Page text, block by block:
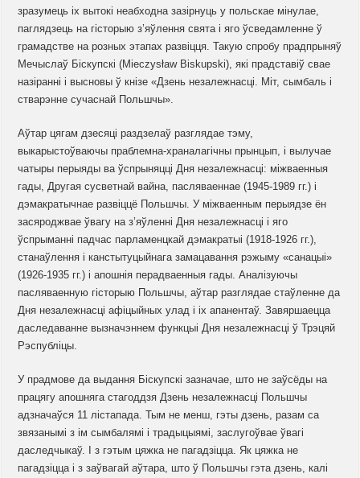
зразумець іх вытокі неабходна зазірнуць у польскае мінулае,
паглядзець на гісторыю з’яўлення свята і яго ўсведамленне ў
грамадстве на розных этапах развіцця. Такую спробу прадпрыняў
Мечыслаў Біскупскі (Mieczysław Biskupski), які прадставіў свае
назіранні і высновы ў кнізе «Дзень незалежнасці. Міт, сымбаль і
стварэнне сучаснай Польшчы».
Аўтар цягам дзесяці раздзелаў разглядае тэму,
выкарыстоўваючы праблемна-храналагічны прынцып, і вылучае
чатыры перыяды ва ўспрыняцці Дня незалежнасці: міжваенныя
гады, Другая сусветнай вайна, пасляваеннае (1945-1989 гг.) і
дэмакратычнае развіццё Польшчы. У міжваенным перыядзе ён
засяроджвае ўвагу на з’яўленні Дня незалежнасці і яго
ўспрыманні падчас парламенцкай дэмакратыі (1918-1926 гг.),
станаўлення і канстытуцыйнага замацавання рэжыму «санацыі»
(1926-1935 гг.) і апошнія перадваенныя гады. Аналізуючы
пасляваенную гісторыю Польшчы, аўтар разглядае стаўленне да
Дня незалежнасці афіцыйных улад і іх апанентаў. Завяршаецца
даследаванне вызначэннем функцыі Дня незалежнасці ў Трэцяй
Рэспубліцы.
У прадмове да выдання Біскупскі зазначае, што не заўсёды на
працягу апошняга стагоддзя Дзень незалежнасці Польшчы
адзначаўся 11 лістапада. Тым не менш, гэты дзень, разам са
звязанымі з ім сымбалямі і традыцыямі, заслугоўвае ўвагі
даследчыкаў. І з гэтым цяжка не пагадзіцца. Як цяжка не
пагадзіцца і з заўвагай аўтара, што ў Польшчы гэта дзень, калі